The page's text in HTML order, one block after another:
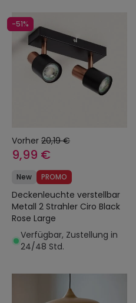
-51%
Vorher 20,19 €
9,99 €
New PROMO
Deckenleuchte verstellbar
Metall 2 Strahler Ciro Black
Rose Large
Verfügbar, Zustellung in
24/48 Std.